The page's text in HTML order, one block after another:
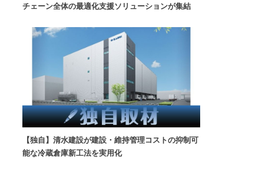
チェーン全体の最適化支援ソリューションが集結
【独自】清水建設が建設・維持管理コストの抑制可
能な冷蔵倉庫新工法を実用化